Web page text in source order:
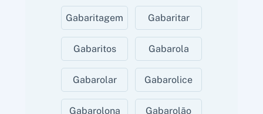
Gabaritagem Gabaritar
Gabaritos Gabarola
Gabarolar Gabarolice
Gabarolona Gabarolão